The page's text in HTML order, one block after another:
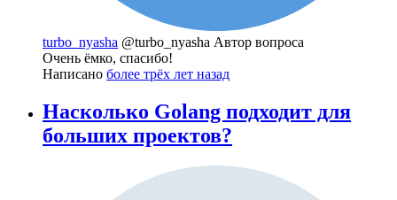
turbo_nyasha @turbo_nyasha Автор вопроса
Очень ёмко, спасибо!
Написано более трёх лет назад
Насколько Golang подходит для
больших проектов?